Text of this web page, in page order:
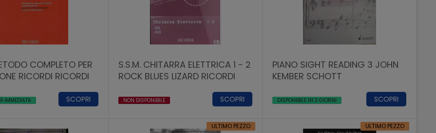
COMPLETO PER
RICORDI RICORDI
IMMEDIATA SCOPRI
S.S.M. CHITARRA ELETTRICA 1 - 2
ROCK BLUES LIZARD RICORDI
NON DISPONIBILE SCOPRI
PIANO SIGHT READING 3 JOHN
KEMBER SCHOTT
DISPONIBILE IN 3 GIORNI SCOPRI
ULTIMO PEZZO ULTIMO PEZZO